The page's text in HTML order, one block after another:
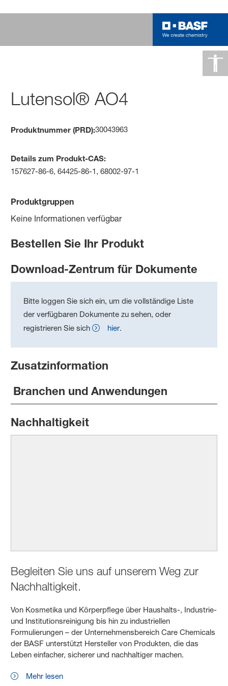
Lutensol® AO4
Produktnummer (PRD):30043963
Details zum Produkt-CAS:
157627-86-6, 64425-86-1, 68002-97-1
Produktgruppen
Keine Informationen verfügbar
Bestellen Sie Ihr Produkt
Download-Zentrum für Dokumente
Bitte loggen Sie sich ein, um die vollständige Liste
der verfügbaren Dokumente zu sehen, oder
registrieren Sie sich
hier.
Zusatzinformation
Branchen und Anwendungen
Nachhaltigkeit
Begleiten Sie uns auf unserem Weg zur
Nachhaltigkeit.
Von Kosmetika und Körperpflege über Haushalts-, Industrie-
und Institutionsreinigung bis hin zu industriellen
Formulierungen – der Unternehmensbereich Care Chemicals
der BASF unterstützt Hersteller von Produkten, die das
Leben einfacher, sicherer und nachhaltiger machen.
Mehr lesen